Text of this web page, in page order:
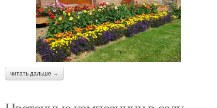
читать дальше →